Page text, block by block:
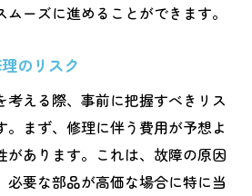
ーズに進めることができます。
のリスク
考える際、事前に把握すべきリス
。まず、修理に伴う費用が予想よ
があります。これは、故障の原因
必要な部品が高価な場合に特に当